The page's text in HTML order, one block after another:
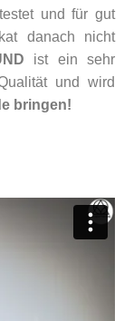
und für gut
danach nicht
ist ein sehr
und wird
bringen!